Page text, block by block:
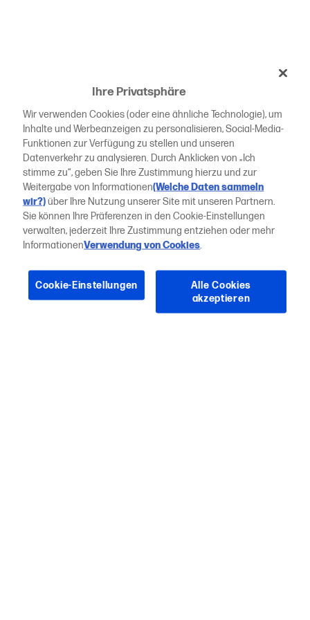
Ihre Privatsphäre
Wir verwenden Cookies (oder eine ähnliche Technologie), um
Inhalte und Werbeanzeigen zu personalisieren, Social-Media-
Funktionen zur Verfügung zu stellen und unseren
Datenverkehr zu analysieren. Durch Anklicken von „Ich
stimme zu“, geben Sie Ihre Zustimmung hierzu und zur
Weitergabe von Informationen(Welche Daten sammeln
wir?)über Ihre Nutzung unserer Site mit unseren Partnern.
Sie können Ihre Präferenzen in den Cookie-Einstellungen
verwalten, jederzeit Ihre Zustimmung entziehen oder mehr
InformationenVerwendung von Cookies.
Cookie-Einstellungen
Alle Cookies
akzeptieren